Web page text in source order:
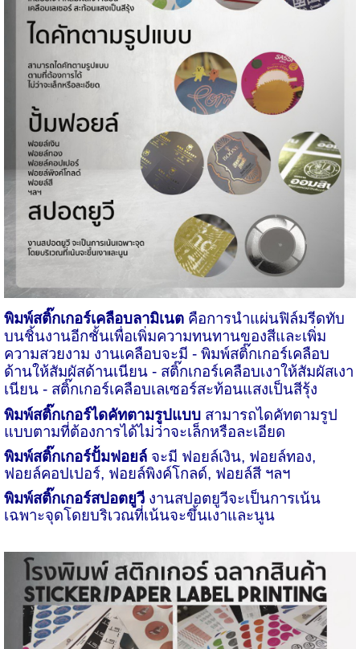
พิมพ์สติ๊กเกอร์เคลือบลามิเนตคือการนำแผ่นฟิล์มรีดทับ
บนชิ้นงานอีกชั้นเพื่อเพิ่มความทนทานของสีและเพิ่ม
ความสวยงาม งานเคลือบจะมี - พิมพ์สติ๊กเกอร์เคลือบ
ด้านให้สัมผัสด้านเนียน- สติ๊กเกอร์เคลือบเงาให้สัมผัสเงา
เนียน- สติ๊กเกอร์เคลือบเลเซอร์สะท้อนแสงเป็นสีรุ้ง
พิมพ์สติ๊กเกอร์ไดคัทตามรูปแบบสามารถไดคัทตามรูป
แบบตามที่ต้องการได้ไม่ว่าจะเล็กหรือละเอียด
พิมพ์สติ๊กเกอร์ปั้มฟอยล์จะมี ฟอยล์เงิน, ฟอยล์ทอง,
ฟอยล์คอปเปอร์, ฟอยล์พิงค์โกลด์, ฟอยล์สี ฯลฯ
พิมพ์สติ๊กเกอร์สปอตยูวีงานสปอตยูวีจะเป็นการเน้น
เฉพาะจุดโดยบริเวณที่เน้นจะขึ้นเงาและนูน